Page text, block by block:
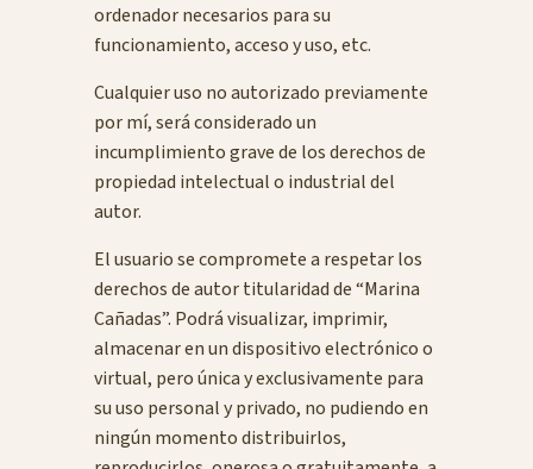
ordenador necesarios para su
funcionamiento, acceso y uso, etc.
Cualquier uso no autorizado previamente
por mí, será considerado un
incumplimiento grave de los derechos de
propiedad intelectual o industrial del
autor.
El usuario se compromete a respetar los
derechos de autor titularidad de “Marina
Cañadas”. Podrá visualizar, imprimir,
almacenar en un dispositivo electrónico o
virtual, pero única y exclusivamente para
su uso personal y privado, no pudiendo en
ningún momento distribuirlos,